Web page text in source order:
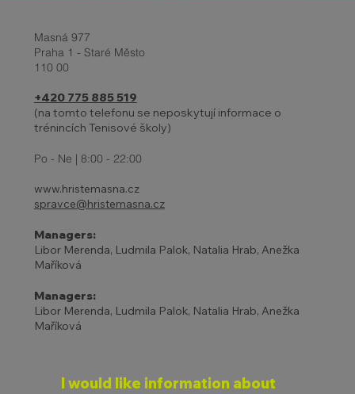
Masná 977
Praha 1 - Staré Město
110 00
+420 775 885 519
(na tomto telefonu se neposkytují informace o
trénincích Tenisové školy)
Po - Ne | 8:00 - 22:00
www.hristemasna.cz
spravce@hristemasna.cz
Managers:
Libor Merenda, Ludmila Palok, Natalia Hrab, Anežka
Maříková
Managers:
Libor Merenda, Ludmila Palok, Natalia Hrab, Anežka
Maříková
I would like information about